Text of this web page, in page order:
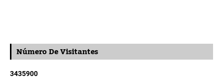
Número De Visitantes
3435900